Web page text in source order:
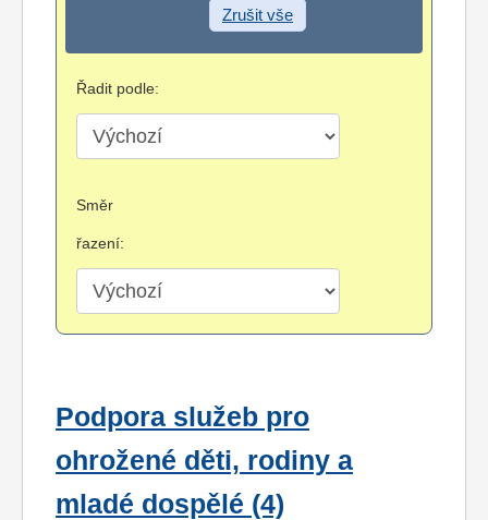
Zrušit vše
Řadit podle:
Směr
řazení:
Podpora služeb pro
ohrožené děti, rodiny a
mladé dospělé (4)